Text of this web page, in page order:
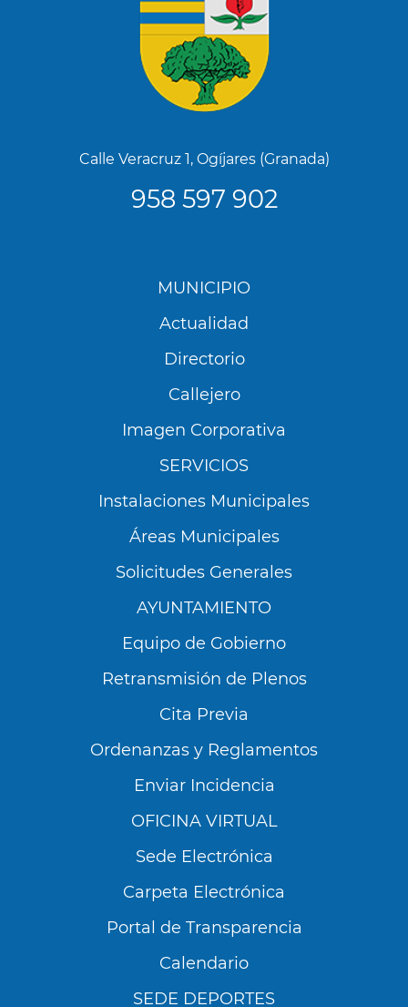
Calle Veracruz 1, Ogíjares (Granada)
958 597 902
MUNICIPIO
Actualidad
Directorio
Callejero
Imagen Corporativa
SERVICIOS
Instalaciones Municipales
Áreas Municipales
Solicitudes Generales
AYUNTAMIENTO
Equipo de Gobierno
Retransmisión de Plenos
Cita Previa
Ordenanzas y Reglamentos
Enviar Incidencia
OFICINA VIRTUAL
Sede Electrónica
Carpeta Electrónica
Portal de Transparencia
Calendario
SEDE DEPORTES